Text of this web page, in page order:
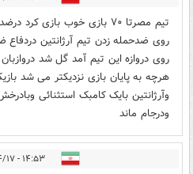
تیم مصرتا ۷۰ بازی خوب بازی
روی ضدحمله زدن تیم آرژانتین
روی دروازه این تیم آمد گل شد
هرچه به پایان بازی نزدیکتر می شد
وآرژانتین بایک کامبک استثنائی
ودرجام ماند
۱۴:۵۳ - ۱۴۰۵/۰۴/۱۷